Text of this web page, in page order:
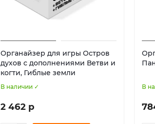
Органайзер для игры Остров
духов с дополнениями Ветви и
когти, Гиблые земли
В наличии ✓
2 462 р
В